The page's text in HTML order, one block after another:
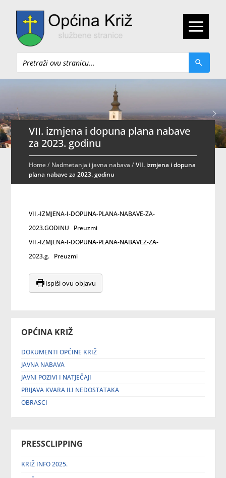
Pretraži
OPĆINA KRIŽ
DOKUMENTI OPĆINE KRIŽ
JAVNA NABAVA
JAVNI POZIVI I NATJEČAJI
PRIJAVA KVARA ILI NEDOSTATAKA
OBRASCI
PRESSCLIPPING
KRIŽ INFO 2025.
VII. izmjena i dopuna plana nabave
za 2023. godinu
Home/ Nadmetanja i javna nabava /VII. izmjena i dopuna
plana nabave za 2023. godinu
VII.-IZMJENA-I-DOPUNA-PLANA-NABAVE-ZA-
2023.GODINU
Preuzmi
VII.-IZMJENA-I-DOPUNA-PLANA-NABAVEZ-ZA-
2023.g. Preuzmi
Ispiši ovu objavu